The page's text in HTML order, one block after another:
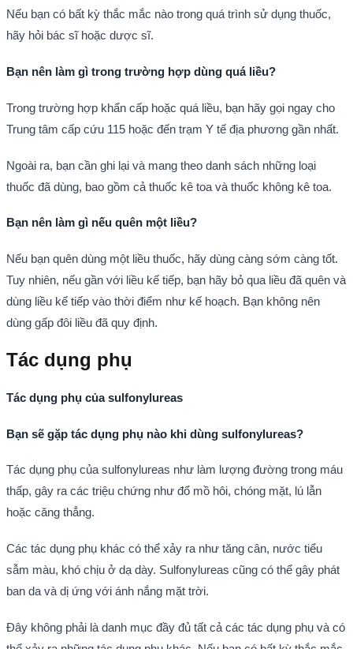
Nếu bạn có bất kỳ thắc mắc nào trong quá trình sử dụng thuốc,
hãy hỏi bác sĩ hoặc dược sĩ.
Bạn nên làm gì trong trường hợp dùng quá liều?
Trong trường hợp khẩn cấp hoặc quá liều, bạn hãy gọi ngay cho
Trung tâm cấp cứu 115 hoặc đến trạm Y tế địa phương gần nhất.
Ngoài ra, bạn cần ghi lại và mang theo danh sách những loại
thuốc đã dùng, bao gồm cả thuốc kê toa và thuốc không kê toa.
Bạn nên làm gì nếu quên một liều?
Nếu bạn quên dùng một liều thuốc, hãy dùng càng sớm càng tốt.
Tuy nhiên, nếu gần với liều kế tiếp, bạn hãy bỏ qua liều đã quên và
dùng liều kế tiếp vào thời điểm như kế hoạch. Bạn không nên
dùng gấp đôi liều đã quy định.
Tác dụng phụ
Tác dụng phụ của sulfonylureas
Bạn sẽ gặp tác dụng phụ nào khi dùng sulfonylureas?
Tác dụng phụ của sulfonylureas như làm lượng đường trong máu
thấp, gây ra các triệu chứng như đổ mồ hôi, chóng mặt, lú lẫn
hoặc căng thẳng.
Các tác dụng phụ khác có thể xảy ra như tăng cân, nước tiểu
sẫm màu, khó chịu ở dạ dày. Sulfonylureas cũng có thể gây phát
ban da và dị ứng với ánh nắng mặt trời.
Đây không phải là danh mục đầy đủ tất cả các tác dụng phụ và có